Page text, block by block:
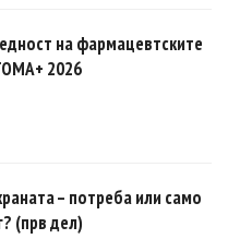
на фармацевтските
2026
– потреба или само
(прв дел)